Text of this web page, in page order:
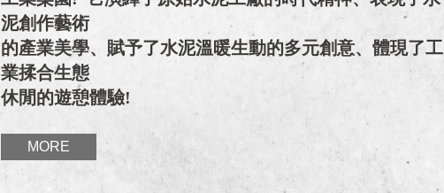
泥創作藝術
的產業美學、賦予了水泥溫暖生動的多元創意、體現了工
業揉合生態
休閒的遊憩體驗!
MORE